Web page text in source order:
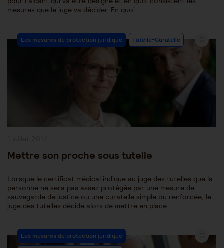
mesures que le juge va décider. En quoi…
Post
Category:
Les mesures de protection juridique Tutelle-Curatelle
Mettre son proche sous tutelle
Lorsque le certificat médical indique au juge des tutelles que la
personne ne sera pas assez protégée par une mesure de
sauvegarde de justice ou une curatelle simple ou renforcée, le
juge des tutelles décide alors de mettre en place…
Post
Category:
Les mesures de protection juridique